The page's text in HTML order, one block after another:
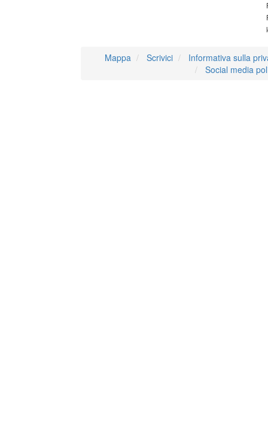
Mappa Scrivici
Informativa sulla
Social media